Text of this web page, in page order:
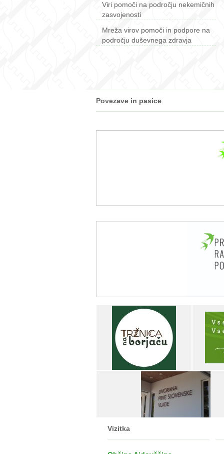
Viri pomoči na področju nekemičnih
zasvojenosti
Mreža virov pomoči in podpore na
področju duševnega zdravja
Povezave in pasice
Vizitka